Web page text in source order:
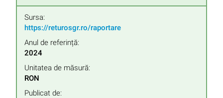
Sursa:
https://returosgr.ro/raportare
Anul de referință:
2024
Unitatea de măsură:
RON
Publicat de: